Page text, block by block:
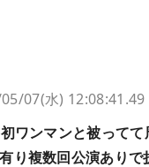
07(水) 12:08:41.49
ワンマンと被って
り複数回公演あり